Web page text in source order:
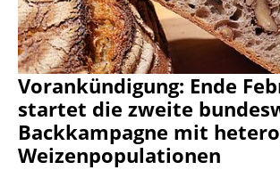
Vorankündigung: Ende
startet die zweite
Backkampagne mit
Weizenpopulationen